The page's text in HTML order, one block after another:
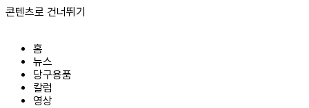
콘텐츠로 건너뛰기
홈
뉴스
당구용품
칼럼
영상